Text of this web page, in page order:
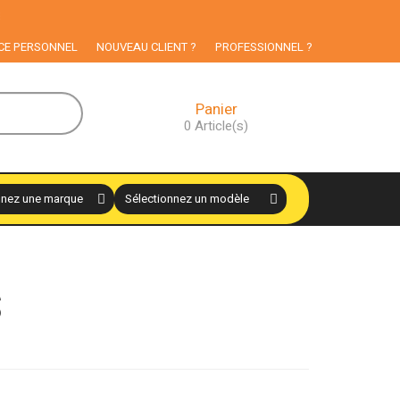
particuliers
PERSONNEL NOUVEAU CLIENT ? PROFESSIONNEL ?
Panier
0 Article(s)